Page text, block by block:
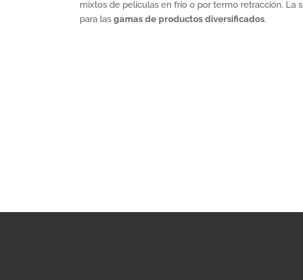
mixtos de películas en frío o por termo retracción. La
para lasgamas de productos diversificados.